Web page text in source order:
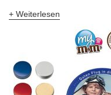
Weiterlesen